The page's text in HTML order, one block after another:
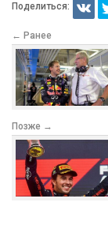
Поделиться:
← Ранее
Позже →